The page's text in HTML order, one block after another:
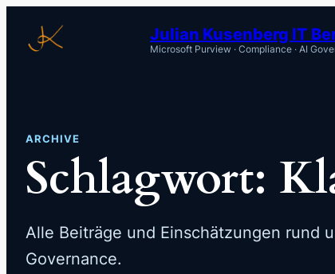
Inhalt
Julian Kusenberg IT
Microsoft Purview · Compliance · AI
ARCHIVE
Schlagwort:
Alle Beiträge und Einschätzungen rund
Governance.